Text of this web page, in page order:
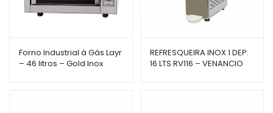
Forno Industrial à Gás Layr
– 46 litros – Gold Inox
REFRESQUEIRA INOX 1 DEP.
16 LTS RV116 – VENANCIO